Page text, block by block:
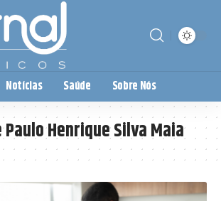
Notícias Saúde Sobre Nós
Paulo Henrique Silva Maia